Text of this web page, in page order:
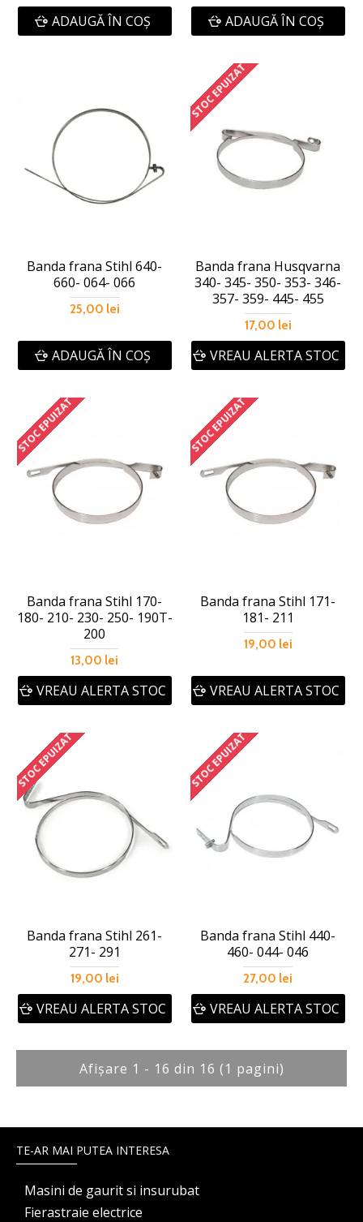
ADAUGĂ ÎN COŞ ADAUGĂ ÎN COŞ
Banda frana Stihl 640-
660- 064- 066
25,00 lei
ADAUGĂ ÎN COŞ
STOC EPUIZAT
Banda frana Husqvarna
340- 345- 350- 353- 346-
357- 359- 445- 455
17,00 lei
VREAU ALERTA STOC
STOC EPUIZAT
Banda frana Stihl 170-
180- 210- 230- 250- 190T-
200
13,00 lei
VREAU ALERTA STOC
STOC EPUIZAT
Banda frana Stihl 171-
181- 211
19,00 lei
VREAU ALERTA STOC
STOC EPUIZAT
Banda frana Stihl 261-
271- 291
19,00 lei
VREAU ALERTA STOC
STOC EPUIZAT
Banda frana Stihl 440-
460- 044- 046
27,00 lei
VREAU ALERTA STOC
Afişare 1 - 16 din 16 (1 pagini)
TE-AR MAI PUTEA INTERESA
Masini de gaurit si insurubat
Fierastraie electrice